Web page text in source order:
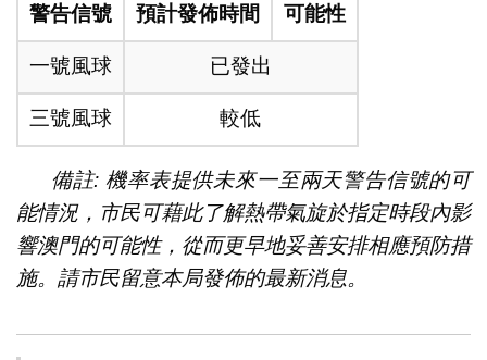
警告信號 預計發佈時間 可能性
一號風球 已發出
三號風球 較低
備註: 機率表提供未來一至兩天警告信號的可
能情況，市民可藉此了解熱帶氣旋於指定時段內影
響澳門的可能性，從而更早地妥善安排相應預防措
施。請市民留意本局發佈的最新消息。